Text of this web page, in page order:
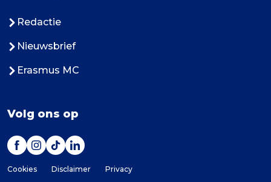
Redactie
Nieuwsbrief
Erasmus MC
Volg ons op
Cookies Disclaimer Privacy